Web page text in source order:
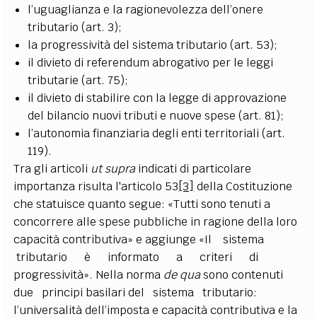
l’uguaglianza e la ragionevolezza dell’onere
tributario (art. 3);
la progressività del sistema tributario (art. 53);
il divieto di referendum abrogativo per le leggi
tributarie (art. 75);
il divieto di stabilire con la legge di approvazione
del bilancio nuovi tributi e nuove spese (art. 81);
l’autonomia finanziaria degli enti territoriali (art.
119).
Tra gli articoli ut supraindicati di particolare
importanza risulta l'articolo 53[3] della Costituzione
che statuisce quanto segue: «Tutti sono tenuti a
concorrere alle spese pubbliche in ragione della loro
capacitàcontributiva» e aggiunge «Il sistema
tributario è informato a criteri di
progressività». Nella norma de quasono contenuti
due principi basilari del sistema tributario:
l’universalità dell’imposta ecapacità contributiva e la